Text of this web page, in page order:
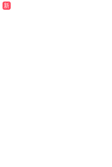
新